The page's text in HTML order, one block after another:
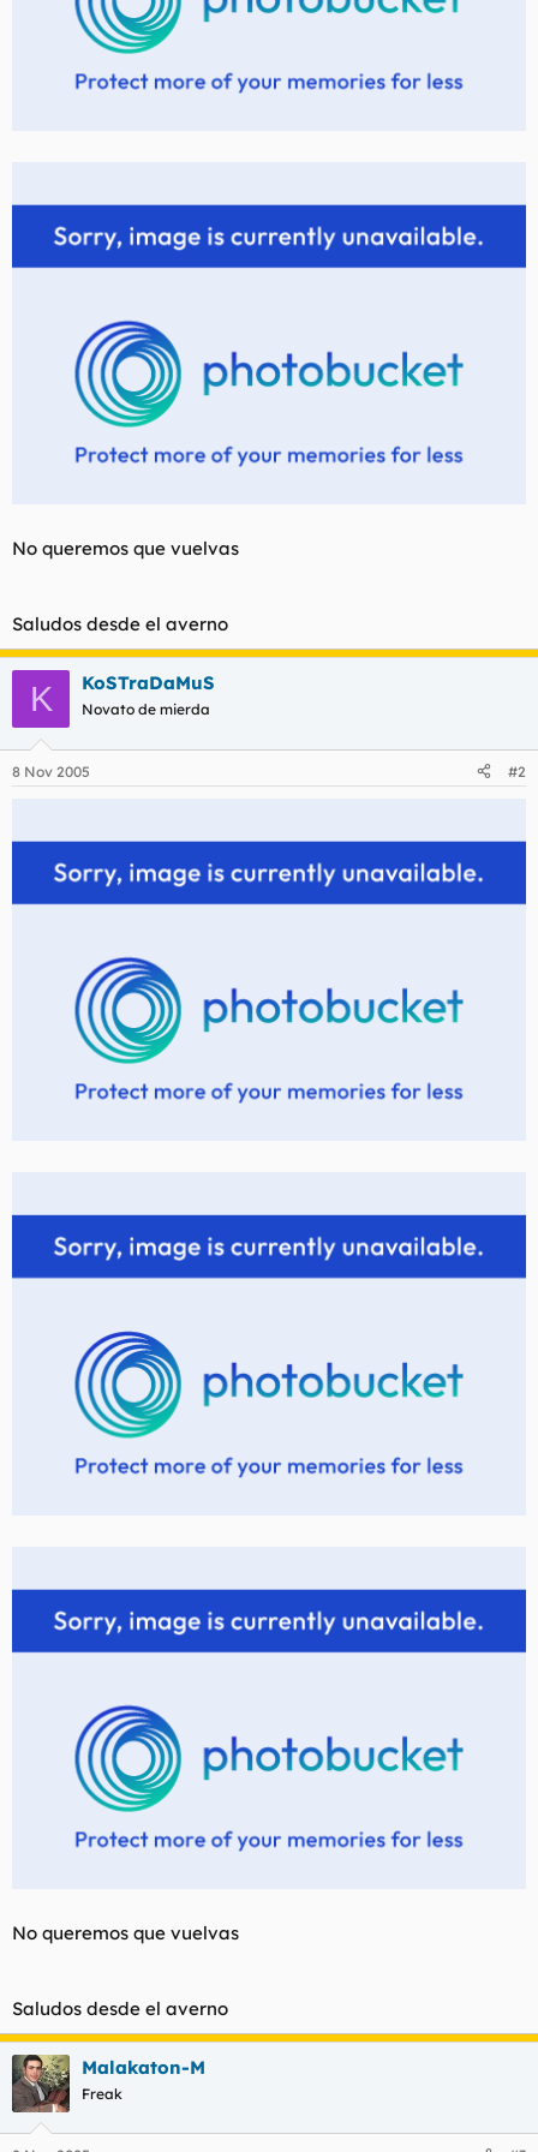
No queremos que vuelvas
Saludos desde el averno
K KoSTraDaMuS
Novato de mierda
8 Nov 2005 #2
No queremos que vuelvas
Saludos desde el averno
Malakaton-M
Freak